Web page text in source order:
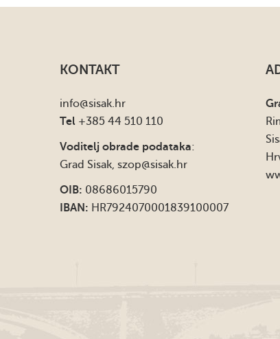
KONTAKT
info@sisak.hr
Tel +385 44 510 110
Voditelj obrade podataka:
Grad Sisak, szop@sisak.hr
OIB: 08686015790
IBAN: HR7924070001839100007